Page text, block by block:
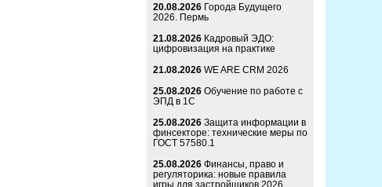
20.08.2026 Города Будущего
2026. Пермь
21.08.2026 Кадровый ЭДО:
цифровизация на практике
21.08.2026 WE ARE CRM 2026
25.08.2026 Обучение по работе с
ЭПД в 1С
25.08.2026 Защита информации в
финсекторе: технические меры по
ГОСТ 57580.1
25.08.2026 Финансы, право и
регуляторика: новые правила